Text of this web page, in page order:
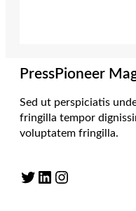
PressPioneer
Sed ut perspiciatis
fringilla tempor
voluptatem fringilla.
Twitter LinkedIn Instagram